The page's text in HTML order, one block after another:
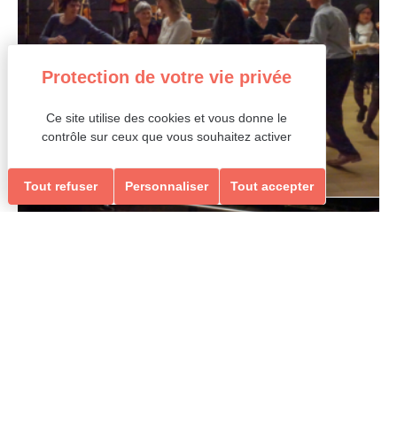
Ce site utilise des cookies et vous donne le
contrôle sur ceux que vous souhaitez activer
Tout accepter
Tout refuser Personnaliser